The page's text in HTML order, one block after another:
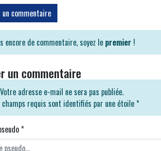
un commentaire
encore de commentaire, soyez le premier !
un commentaire
Votre adresse e-mail ne sera pas publiée.
champs requis sont identifiés par une étoile *
*